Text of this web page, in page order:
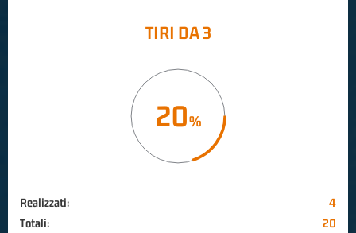
TIRI DA 3
20
Realizzati:
4
Totali:
20